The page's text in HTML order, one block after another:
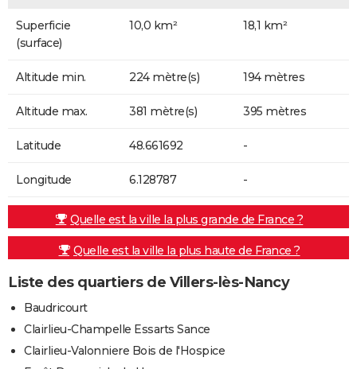
Superficie
(surface)
10,0 km² 18,1 km²
Altitude min. 224 mètre(s) 194 mètres
Altitude max. 381 mètre(s) 395 mètres
Latitude 48.661692 -
Longitude 6.128787 -
Quelle est la ville la plus grande de France ?
Quelle est la ville la plus haute de France ?
Liste des quartiers de Villers-lès-Nancy
Baudricourt
Clairlieu-Champelle Essarts Sance
Clairlieu-Valonniere Bois de l'Hospice